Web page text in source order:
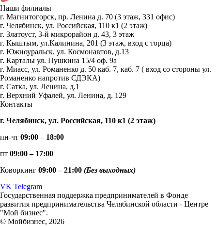
Наши филиалы
г. Магнитогорск, пр. Ленина д. 70 (3 этаж, 331 офис)
г. Челябинск, ул. Российская, 110 к1 (2 этаж)
г. Златоуст, 3-й микрорайон д. 43, 3 этаж
г. Кыштым, ул.Калинина, 201 (3 этаж, вход с торца)
г. Южноуральск, ул. Космонавтов, д.13
г. Карталы ул. Пушкина 15/4 оф. 9а
г. Миасс, ул. Романенко д. 50 каб. 7, каб. 7 ( вход со стороны ул.
Романенко напротив СДЭКА)
г. Сатка, ул. Ленина, д.1
г. Верхний Уфалей, ул. Ленина, д. 129
Контакты
г. Челябинск, ул. Российская, 110 к1 (2 этаж)
пн-чт 09:00 – 18:00
пт 09:00 – 17:00
Коворкинг 09:00 – 21:00 (Без выходных)
VK Telegram
Государственная поддержка предпринимателей в Фонде
развития предпринимательства Челябинской области - Центре
"Мой бизнес".
© Мойбизнес, 2026